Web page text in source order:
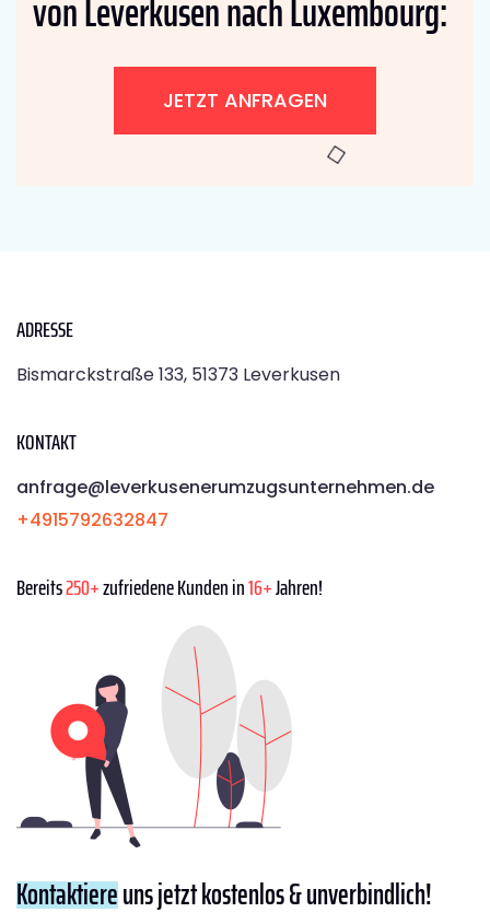
JETZT ANFRAGEN
ADRESSE
Bismarckstraße 133, 51373 Leverkusen
KONTAKT
anfrage@leverkusenerumzugsunternehmen.de
+4915792632847
Bereits250+zufriedene Kunden in16+Jahren!
Kontaktiereuns jetzt kostenlos & unverbindlich!